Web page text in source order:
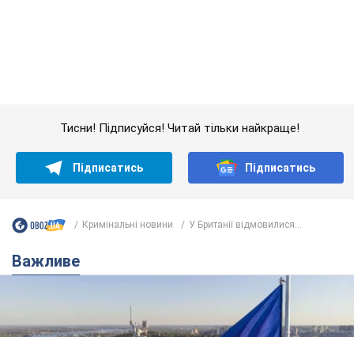
Якою була оригінальна версія гімну України та
чому її боялася Російська імперія: про це не